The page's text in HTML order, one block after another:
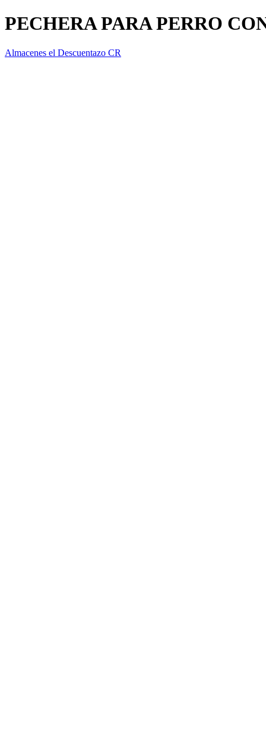
PECHERA PARA PERRO
Almacenes el Descuentazo CR